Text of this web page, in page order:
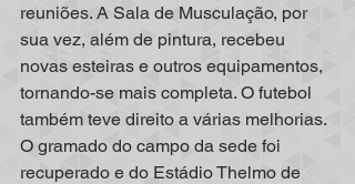
reuniões. A Sala de Musculação, por
sua vez, além de pintura, recebeu
novas esteiras e outros equipamentos,
tornando-se mais completa. O futebol
também teve direito a várias melhorias.
O gramado do campo da sede foi
recuperado e do Estádio Thelmo de